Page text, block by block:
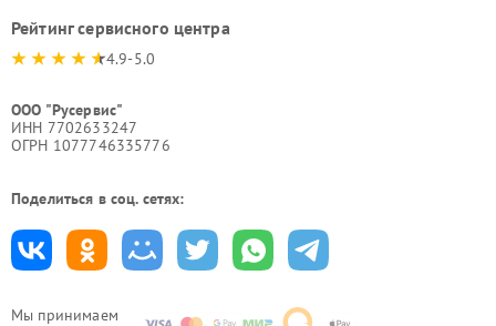
Мы принимаем
Рейтинг сервисного центра
4.9-5.0
ООО "Русервис"
ИНН 7702633247
ОГРН 1077746335776
Поделиться в соц. сетях: